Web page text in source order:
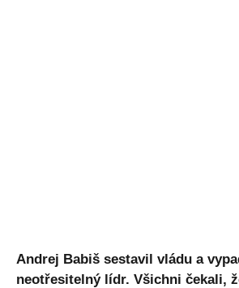
Andrej Babiš sestavil vládu a
neotřesitelný lídr. Všichni čekali,